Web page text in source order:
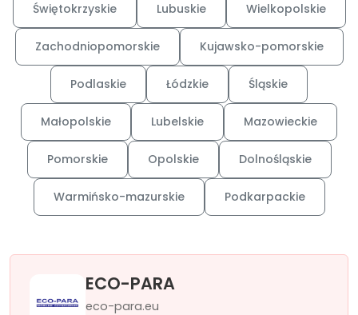
Świętokrzyskie Lubuskie Wielkopolskie
Zachodniopomorskie Kujawsko-pomorskie
Podlaskie Łódzkie Śląskie
Małopolskie Lubelskie Mazowieckie
Pomorskie Opolskie Dolnośląskie
Warmińsko-mazurskie Podkarpackie
ECO-PARA
eco-para.eu